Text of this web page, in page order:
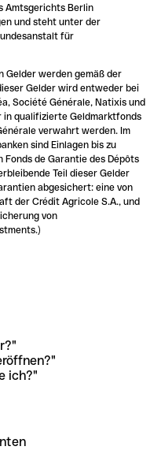
Amtsgerichts Berlin
und steht unter der
für
Gelder werden gemäß der
Gelder wird entweder bei
Société Générale, Natixis und
qualifizierte Geldmarktfonds
verwahrt werden. Im
sind Einlagen bis zu
Fonds de Garantie des Dépôts
Teil dieser Gelder
abgesichert: eine von
der Crédit Agricole S.A., und
von
ich?"